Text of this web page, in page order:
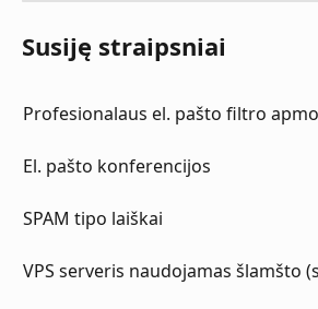
Susiję straipsniai
Profesionalaus el. pašto filtro
El. pašto konferencijos
SPAM tipo laiškai
VPS serveris naudojamas šlamšto